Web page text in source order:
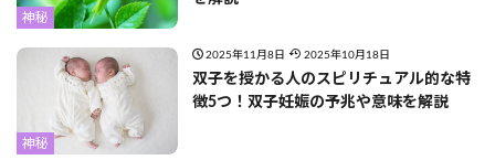
神秘
神秘
2025年11月8日 2025年10月18日
双子を授かる人のスピリチュアル的な特
徴5つ！双子妊娠の予兆や意味を解説